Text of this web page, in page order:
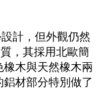
計，但外觀仍然
，其採用北歐簡
木與天然橡木兩
材部分特別做了